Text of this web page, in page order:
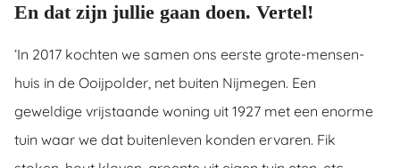
En dat zijn jullie gaan doen. Vertel!
‘In 2017 kochten we samen ons eerste grote-mensen-
huis in de Ooijpolder, net buiten Nijmegen. Een
geweldige vrijstaande woning uit 1927 met een enorme
tuin waar we dat buitenleven konden ervaren. Fik